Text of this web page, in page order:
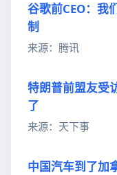
谷歌前CEO：我
制
来源：腾讯
特朗普前盟友受
了
来源：天下事
中国汽车到了加